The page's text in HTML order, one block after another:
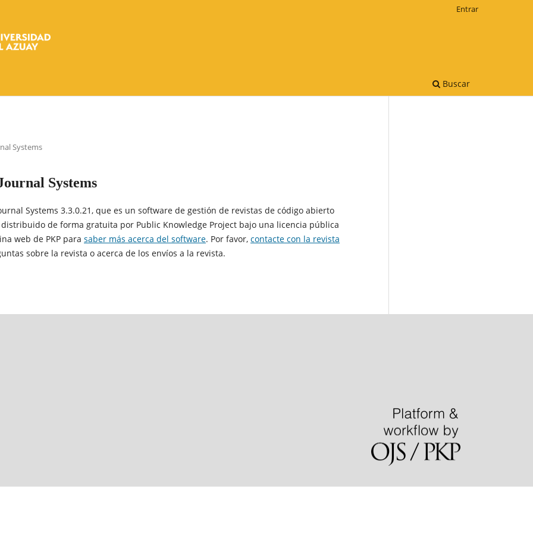
Buscar
Entrar
Systems
Systems
Systems 3.3.0.21, que es un software de gestión de revistas de código abierto
de forma gratuita por Public Knowledge Project bajo una licencia pública
web de PKP para saber más acerca del software. Por favor, contacte con la revista
sobre la revista o acerca de los envíos a la revista.